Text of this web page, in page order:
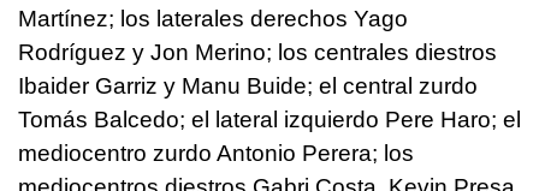
Martínez; los laterales derechos Yago
Rodríguez y Jon Merino; los centrales diestros
Ibaider Garriz y Manu Buide; el central zurdo
Tomás Balcedo; el lateral izquierdo Pere Haro; el
mediocentro zurdo Antonio Perera; los